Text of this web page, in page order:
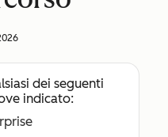
dei seguenti
indicato: